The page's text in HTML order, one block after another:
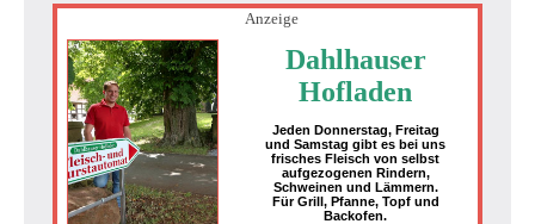
Leopoldshöhe,
Nienhagen,
Schuckenbaum
Anzeige
Dahlhauser
Hofladen
Jeden Donnerstag, Freitag
und Samstag gibt es bei uns
frisches Fleisch von selbst
aufgezogenen Rindern,
Schweinen und Lämmern.
Für Grill, Pfanne, Topf und
Backofen.